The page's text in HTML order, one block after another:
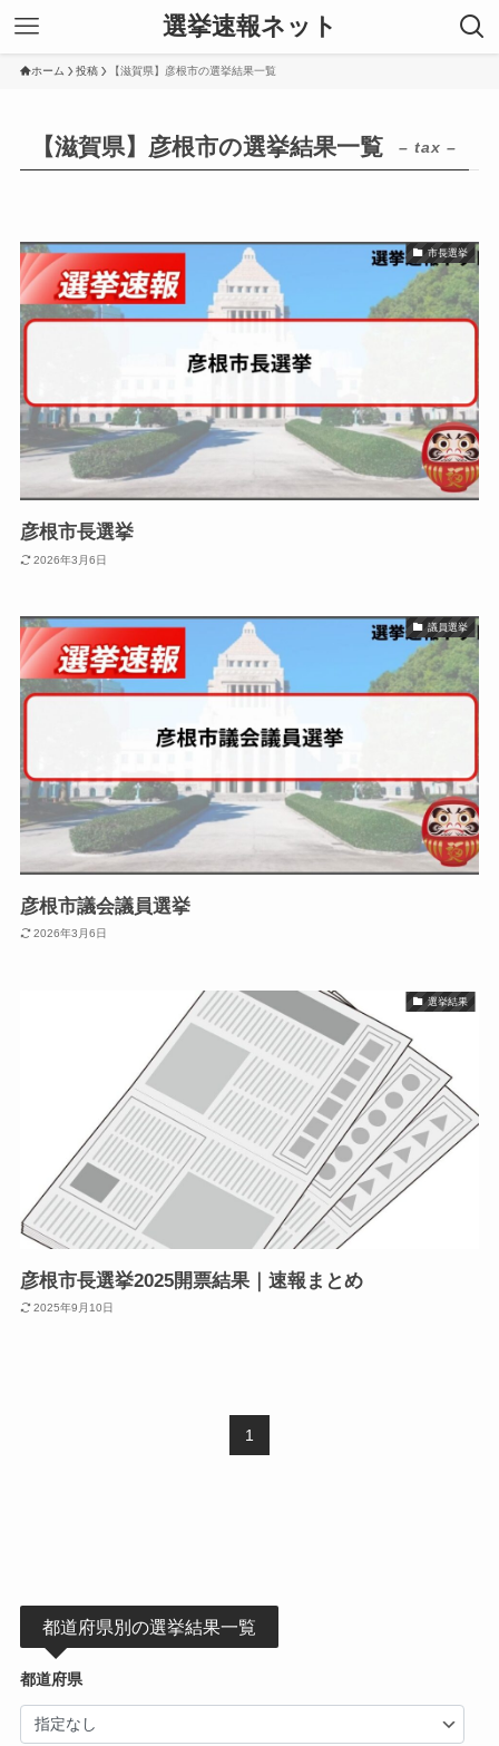
選挙速報ネット
ホーム 投稿 【滋賀県】彦根市の選挙結果一覧
【滋賀県】彦根市の選挙結果一覧 – tax –
市長選挙
彦根市長選挙
2026年3月6日
議員選挙
彦根市議会議員選挙
2026年3月6日
選挙結果
彦根市長選挙2025開票結果｜速報まとめ
2025年9月10日
1
都道府県別の選挙結果一覧
都道府県